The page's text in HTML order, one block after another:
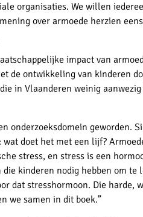
organisaties. We willen
over armoede herzien
impact van
de ontwikkeling van kinderen
in Vlaanderen weinig
onderzoeksdomein geworden.
doet het met een lijf?
stress, en stress is een
kinderen nodig hebben om te
dat stresshormoon. Die harde,
we samen in dit boek.”